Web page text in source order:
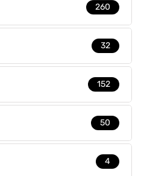
260
32
152
50
4